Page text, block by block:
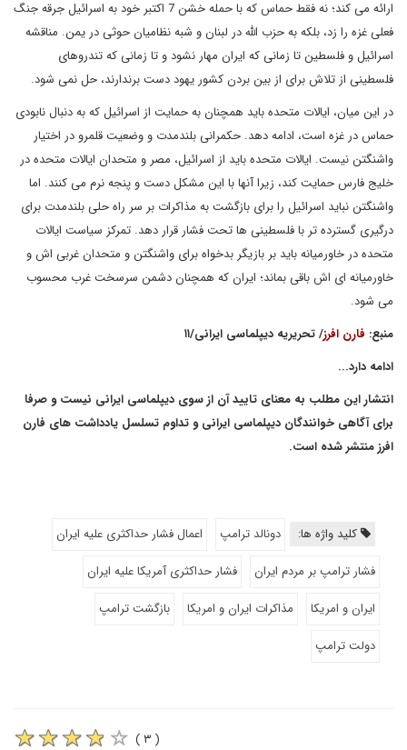
ارائه می کند؛ نه فقط حماس که با حمله خشن 7 اکتبر خود به اسرائیل جرقه جنگ
فعلی غزه را زد، بلکه به حزب الله در لبنان و شبه نظامیان حوثی در یمن. مناقشه
اسرائیل و فلسطین تا زمانی که ایران مهار نشود و تا زمانی که تندروهای
فلسطینی از تلاش برای از بین بردن کشور یهود دست برندارند، حل نمی شود.
در این میان، ایالات متحده باید همچنان به حمایت از اسرائیل که به دنبال نابودی
حماس در غزه است، ادامه دهد. حکمرانی بلندمدت و وضعیت قلمرو در اختیار
واشنگتن نیست. ایالات متحده باید از اسرائیل، مصر و متحدان ایالات متحده در
خلیج فارس حمایت کند، زیرا آنها با این مشکل دست و پنجه نرم می کنند. اما
واشنگتن نباید اسرائیل را برای بازگشت به مذاکرات بر سر راه حلی بلندمدت برای
درگیری گسترده تر با فلسطینی ها تحت فشار قرار دهد. تمرکز سیاست ایالات
متحده در خاورمیانه باید بر بازیگر بدخواه برای واشنگتن و متحدان غربی اش و
خاورمیانه ای اش باقی بماند؛ ایران که همچنان دشمن سرسخت غرب محسوب
می شود.
منبع: فارن افرز/ تحریریه دیپلماسی ایرانی/۱۱
ادامه دارد...
انتشار این مطلب به معنای تایید آن از سوی دیپلماسی ایرانی نیست و صرفا
برای آگاهی خوانندگان دیپلماسی ایرانی و تداوم تسلسل یادداشت های فارن
افرز منتشر شده است.
کلید واژه ها: دونالد ترامپ
اعمال فشار حداکثری علیه ایران
فشار ترامپ بر مردم ایران
فشار حداکثری آمریکا علیه ایران
ایران و امریکا
مذاکرات ایران و امریکا
بازگشت ترامپ
دولت ترامپ
( ۳ )